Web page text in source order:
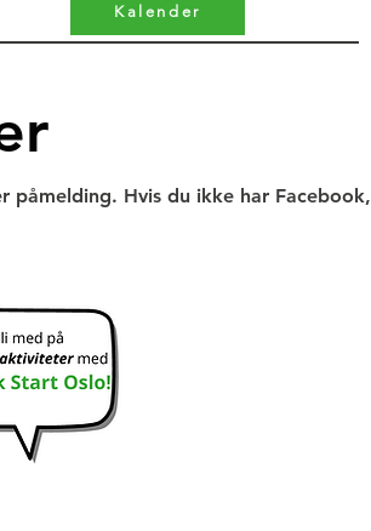
Kalender
Hvis du ikke har Facebook,